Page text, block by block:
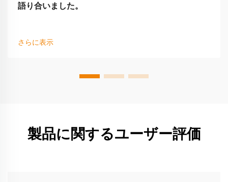
語り合いました。
さらに表示
製品に関するユーザー評価